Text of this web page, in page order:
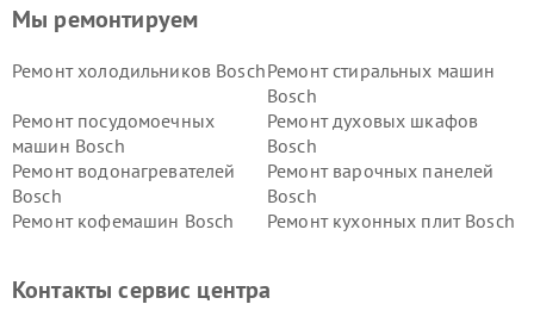
Мы ремонтируем
Ремонт холодильников BoschРемонт стиральных машин
Bosch
Ремонт посудомоечных
машин Bosch
Ремонт духовых шкафов
Bosch
Ремонт водонагревателей
Bosch
Ремонт варочных панелей
Bosch
Ремонт кофемашин Bosch
Ремонт кухонных плит Bosch
Ремонт сушильных автоматовРемонт морозильных камер
Контакты сервис центра